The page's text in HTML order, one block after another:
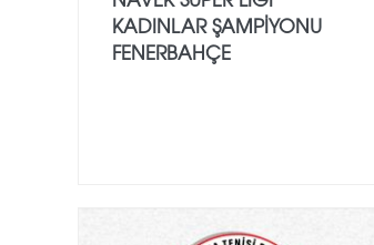
KADINLAR ŞAMPİYONU
FENERBAHÇE